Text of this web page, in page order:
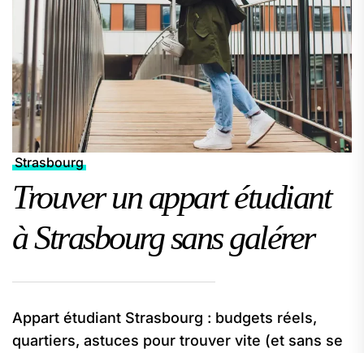
Strasbourg
Trouver un appart étudiant
à Strasbourg sans galérer
Appart étudiant Strasbourg : budgets réels,
quartiers, astuces pour trouver vite (et sans se